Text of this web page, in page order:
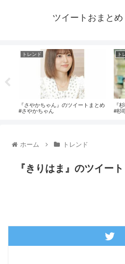
ツイートおまと
トレンド
『さやかちゃん』のツイートまとめ
#さやかちゃん
ト
『
#杉
ホーム トレンド
『きりはま』のツイー